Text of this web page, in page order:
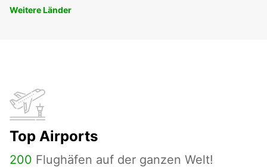
Weitere Länder
Top Airports
200 Flughäfen auf der ganzen Welt!